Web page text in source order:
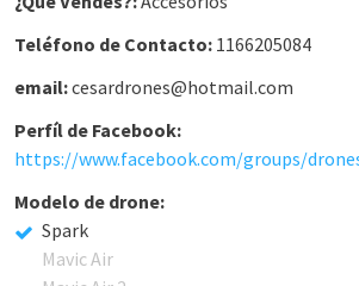
Teléfono de Contacto: 1166205084
email:cesardrones@hotmail.com
Perfíl de Facebook:
Modelo de drone:
Spark
Mavic Air